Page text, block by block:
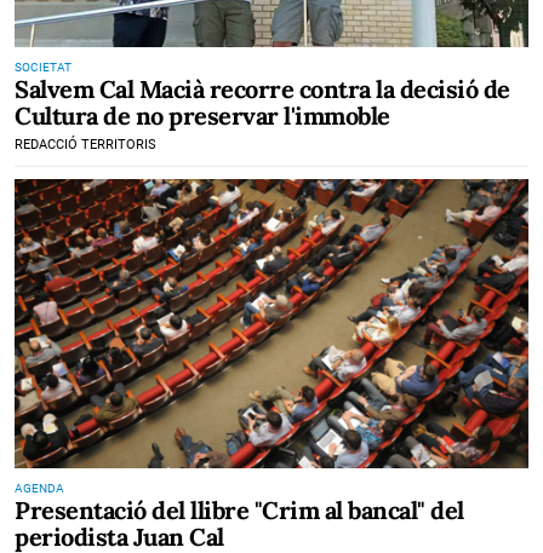
SOCIETAT
Salvem Cal Macià recorre contra la decisió de
Cultura de no preservar l'immoble
REDACCIÓ TERRITORIS
AGENDA
Presentació del llibre "Crim al bancal" del
periodista Juan Cal